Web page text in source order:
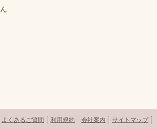
よくあるご質問 利用規約 会社案内 サイトマップ